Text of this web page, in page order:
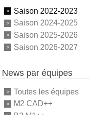
Saison 2022-2023
Saison 2024-2025
Saison 2025-2026
Saison 2026-2027
News par équipes
Toutes les équipes
M2 CAD++